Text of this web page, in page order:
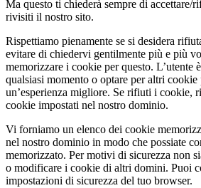
Ma questo ti chiederà sempre di accettare/
rivisiti il nostro sito.
Rispettiamo pienamente se si desidera
evitare di chiedervi gentilmente più e più
memorizzare i cookie per questo. L’utente
qualsiasi momento o optare per altri cookie
un’esperienza migliore. Se rifiuti i cookie,
cookie impostati nel nostro dominio.
Vi forniamo un elenco dei cookie
nel nostro dominio in modo che possiate
memorizzato. Per motivi di sicurezza non
o modificare i cookie di altri domini. Puoi
impostazioni di sicurezza del tuo browser.